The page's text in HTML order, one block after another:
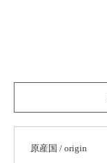
原産国 / origin